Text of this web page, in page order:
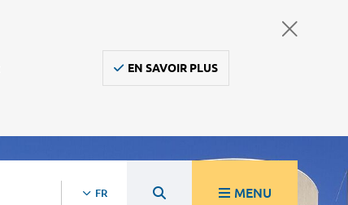
EN SAVOIR PLUS
FR MENU